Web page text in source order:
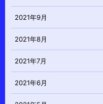
2021年9月
2021年8月
2021年7月
2021年6月